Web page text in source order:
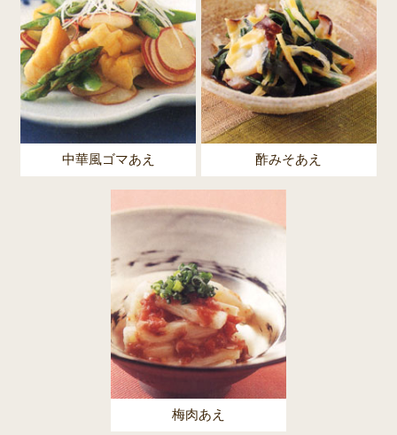
中華風ゴマあえ 酢みそあえ
梅肉あえ